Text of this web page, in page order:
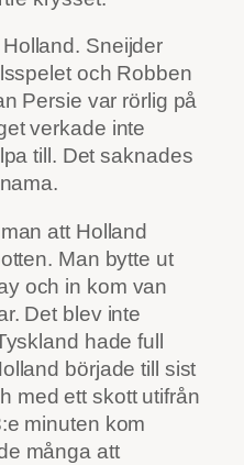
Sneijder
och Robben
Persie var rörlig på
verkade inte
till. Det saknades
att Holland
Man bytte ut
och in kom van
Det blev inte
hade full
började till sist
med ett skott utifrån
minuten kom
många att